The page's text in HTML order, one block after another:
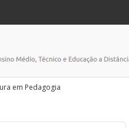
em Pedagogia